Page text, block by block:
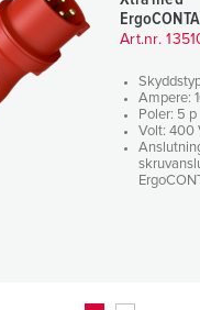
Art.nr.
Ampere:
Poler: 5 p
Volt: 400